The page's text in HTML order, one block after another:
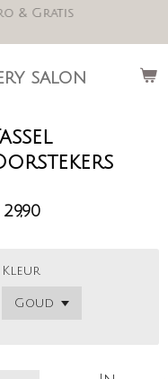
salon
& Gratis
Kleur